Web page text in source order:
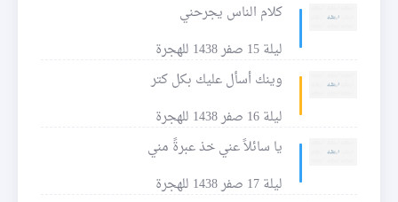
كلام الناس يجرحني
ليلة 15 صفر 1438 للهجرة
وينك أسأل عليك بكل كتر
ليلة 16 صفر 1438 للهجرة
يا سائلاً عني خذ عبرةً مني
ليلة 17 صفر 1438 للهجرة